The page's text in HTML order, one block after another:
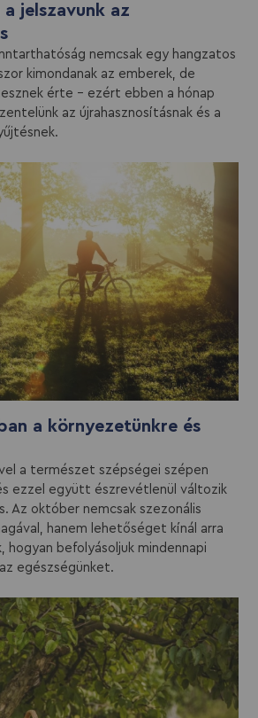
jelszavunk az
nemcsak egy hangzatos
kimondanak az emberek, de
érte – ezért ebben a hónap
az újrahasznosításnak és a
a környezetünkre és
a természet szépségei szépen
ezzel együtt észrevétlenül változik
Az október nemcsak szezonális
hanem lehetőséget kínál arra
hogyan befolyásoljuk mindennapi
egészségünket.